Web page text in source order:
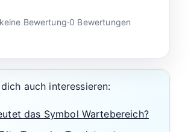
Bewertung·0 Bewertungen
auch interessieren:
das Symbol Wartebereich?